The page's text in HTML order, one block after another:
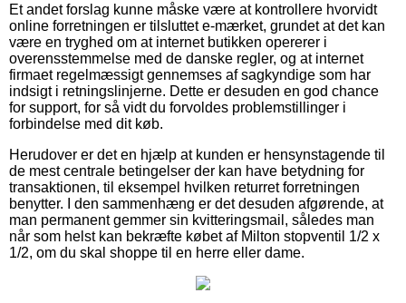
Et andet forslag kunne måske være at kontrollere hvorvidt
online forretningen er tilsluttet e-mærket, grundet at det kan
være en tryghed om at internet butikken opererer i
overensstemmelse med de danske regler, og at internet
firmaet regelmæssigt gennemses af sagkyndige som har
indsigt i retningslinjerne. Dette er desuden en god chance
for support, for så vidt du forvoldes problemstillinger i
forbindelse med dit køb.
Herudover er det en hjælp at kunden er hensynstagende til
de mest centrale betingelser der kan have betydning for
transaktionen, til eksempel hvilken returret forretningen
benytter. I den sammenhæng er det desuden afgørende, at
man permanent gemmer sin kvitteringsmail, således man
når som helst kan bekræfte købet af Milton stopventil 1/2 x
1/2, om du skal shoppe til en herre eller dame.